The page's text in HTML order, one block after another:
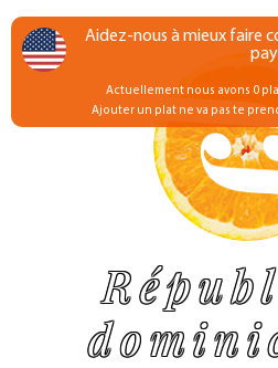
Aidez-nous à mieux faire
Actuellement nous avons 0
Ajouter un plat ne va pas te